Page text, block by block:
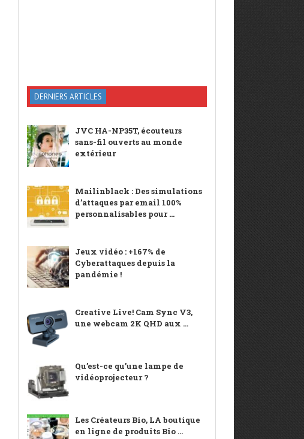
DERNIERS ARTICLES
JVC HA-NP35T, écouteurs
sans-fil ouverts au monde
extérieur
Mailinblack : Des simulations
d’attaques par email 100%
personnalisables pour ...
Jeux vidéo : +167% de
Cyberattaques depuis la
pandémie !
Creative Live! Cam Sync V3,
une webcam 2K QHD aux ...
Qu’est-ce qu’une lampe de
vidéoprojecteur ?
Les Créateurs Bio, LA boutique
en ligne de produits Bio ...